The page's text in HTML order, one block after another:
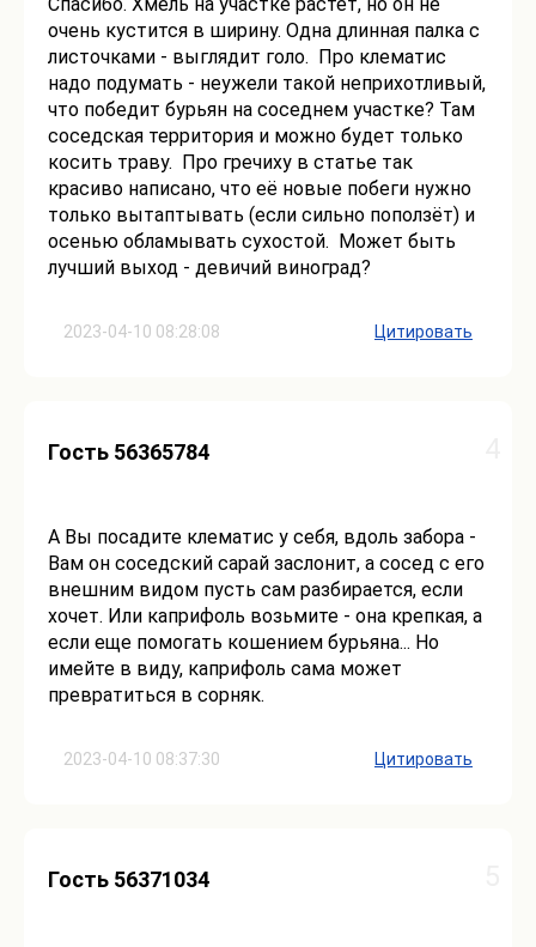
2023-04-10 08:28:08
Спасибо. Хмель на участке растёт, но он не
очень кустится в ширину. Одна длинная палка с
листочками - выглядит голо. Про клематис
надо подумать - неужели такой неприхотливый,
что победит бурьян на соседнем участке? Там
соседская территория и можно будет только
косить траву. Про гречиху в статье так
красиво написано, что её новые побеги нужно
только вытаптывать (если сильно поползёт) и
осенью обламывать сухостой. Может быть
лучший выход - девичий виноград?
Цитировать
2023-04-10 08:37:30
Гость 56365784
А Вы посадите клематис у себя, вдоль забора -
Вам он соседский сарай заслонит, а сосед с его
внешним видом пусть сам разбирается, если
хочет. Или каприфоль возьмите - она крепкая, а
если еще помогать кошением бурьяна... Но
имейте в виду, каприфоль сама может
превратиться в сорняк.
Цитировать
Гость 56371034